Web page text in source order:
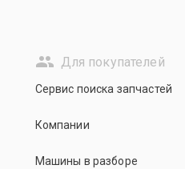
Для покупателей
Сервис поиска запчастей
Компании
Машины в разборе